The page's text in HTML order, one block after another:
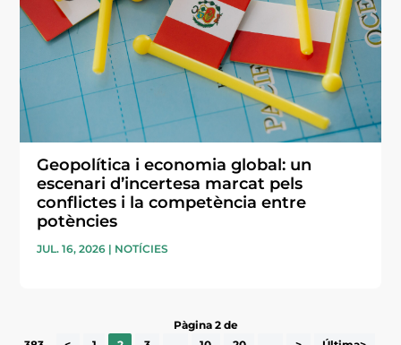
Geopolítica i economia global: un
escenari d’incertesa marcat pels
conflictes i la competència entre
potències
JUL. 16, 2026 | NOTÍCIES
Pàgina 2 de